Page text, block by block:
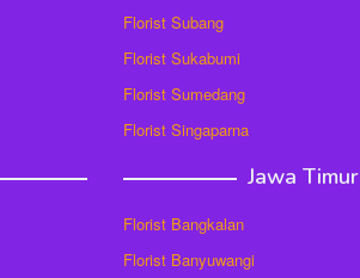
Florist Subang
Florist Sukabumi
Florist Sumedang
Florist Singaparna
Jawa Timur
Florist Bangkalan
Florist Banyuwangi